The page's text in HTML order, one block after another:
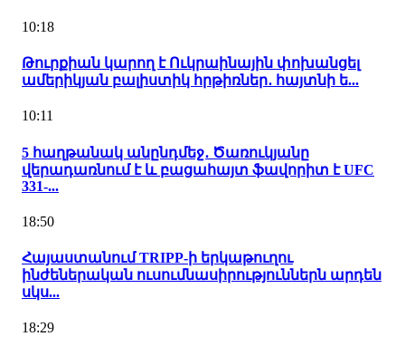
10:18
Թուրքիան կարող է Ուկրաինային փոխանցել
ամերիկյան բալիստիկ հրթիռներ․ հայտնի ե...
10:11
5 հաղթանակ անընդմեջ․ Ծառուկյանը
վերադառնում է և բացահայտ ֆավորիտ է UFC
331-...
18:50
Հայաստանում TRIPP-ի երկաթուղու
ինժեներական ուսումնասիրություններն արդեն
սկս...
18:29